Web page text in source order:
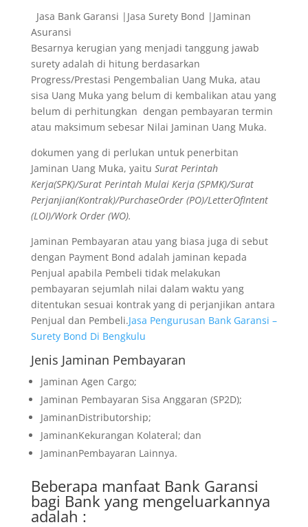
Jasa Bank Garansi |Jasa Surety Bond |Jaminan
Asuransi
Besarnya kerugian yang menjadi tanggung jawab
surety adalah di hitung berdasarkan
Progress/Prestasi Pengembalian Uang Muka, atau
sisa Uang Muka yang belum di kembalikan atau yang
belum di perhitungkan dengan pembayaran termin
atau maksimum sebesar Nilai Jaminan Uang Muka.
dokumen yang di perlukan untuk penerbitan
Jaminan Uang Muka, yaitu Surat Perintah
Kerja(SPK)/Surat Perintah Mulai Kerja (SPMK)/Surat
Perjanjian(Kontrak)/PurchaseOrder (PO)/LetterOfIntent
(LOI)/Work Order (WO).
Jaminan Pembayaran atau yang biasa juga di sebut
dengan Payment Bond adalah jaminan kepada
Penjual apabila Pembeli tidak melakukan
pembayaran sejumlah nilai dalam waktu yang
ditentukan sesuai kontrak yang di perjanjikan antara
Penjual dan Pembeli.Jasa Pengurusan Bank Garansi –
Surety Bond Di Bengkulu
Jenis Jaminan Pembayaran
Jaminan Agen Cargo;
Jaminan Pembayaran Sisa Anggaran (SP2D);
JaminanDistributorship;
JaminanKekurangan Kolateral; dan
JaminanPembayaran Lainnya.
Beberapa manfaat Bank Garansi
bagi Bank yang mengeluarkannya
adalah :